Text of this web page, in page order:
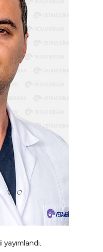
yayımlandı.